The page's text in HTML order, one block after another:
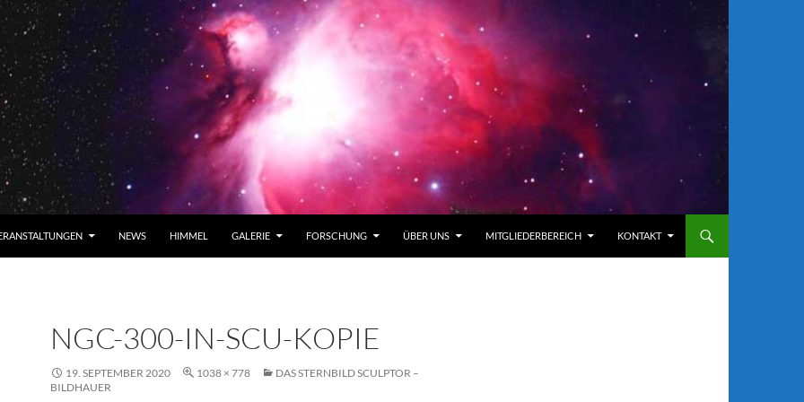
NEWS HIMMEL GALERIE FORSCHUNG ÜBER UNS MITGLIEDERBEREICH KONTAKT
NGC-300-IN-SCU-KOPIE
19. SEPTEMBER 2020 1038 × 778
DAS STERNBILD SCULPTOR –
BILDHAUER